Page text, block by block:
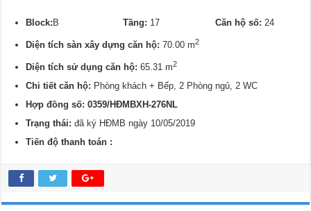
Block:BTầng: 17Căn hộ số: 24
Diện tích sàn xây dựng căn hộ:70.00 m2
Diện tích sử dụng căn hộ: 65.31 m2
Chi tiết căn hộ: Phòng khách + Bếp, 2 Phòng ngủ, 2 WC
Hợp đồng số: 0359/HĐMBXH-276NL
Trạng thái:đã ký HĐMB ngày 10/05/2019
Tiến độ thanh toán :